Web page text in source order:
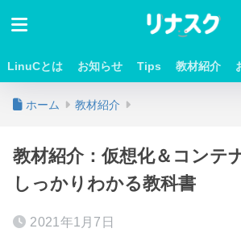
LinuCとは お知らせ Tips 教材紹介
ホーム 教材紹介
教材紹介：仮想化＆コンテ
しっかりわかる教科書
2021年1月7日